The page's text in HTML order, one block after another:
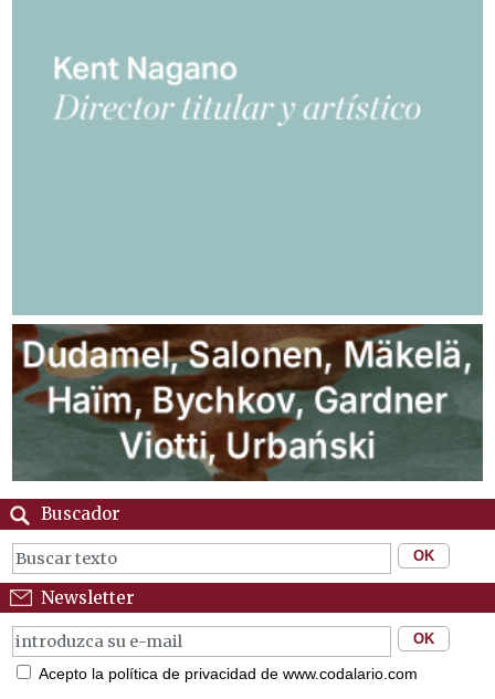
Buscador
Newsletter
Acepto la política de privacidad de www.codalario.com